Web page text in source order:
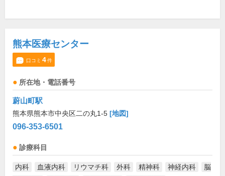
熊本医療センター
口コミ 4件
所在地・電話番号
蔚山町駅
熊本県熊本市中央区二の丸1-5 [地図]
096-353-6501
診療科目
内科 血液内科 リウマチ科 外科 精神科 神経内科
脳